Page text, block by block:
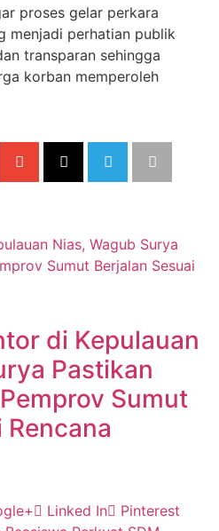
proses gelar perkara
menjadi perhatian publik
transparan sehingga
korban memperoleh
di Kepulauan
Pastikan
Sumut
Rencana
Linked In Pinterest